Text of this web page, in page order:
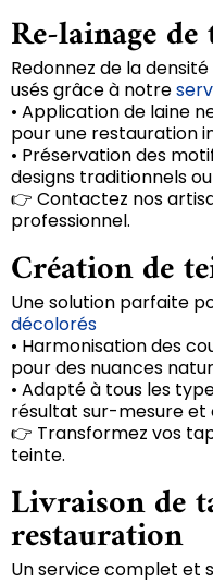
Re-lainage de
Redonnez de la
usés grâce à notre
• Application de laine
pour une restauration
• Préservation des
designs traditionnels
👉 Contactez nos
professionnel.
Création de
Une solution parfaite
décolorés
• Harmonisation des
pour des nuances
• Adapté à tous les
résultat sur-mesure et
👉 Transformez vos
teinte.
Livraison de
restauration
Un service complet et